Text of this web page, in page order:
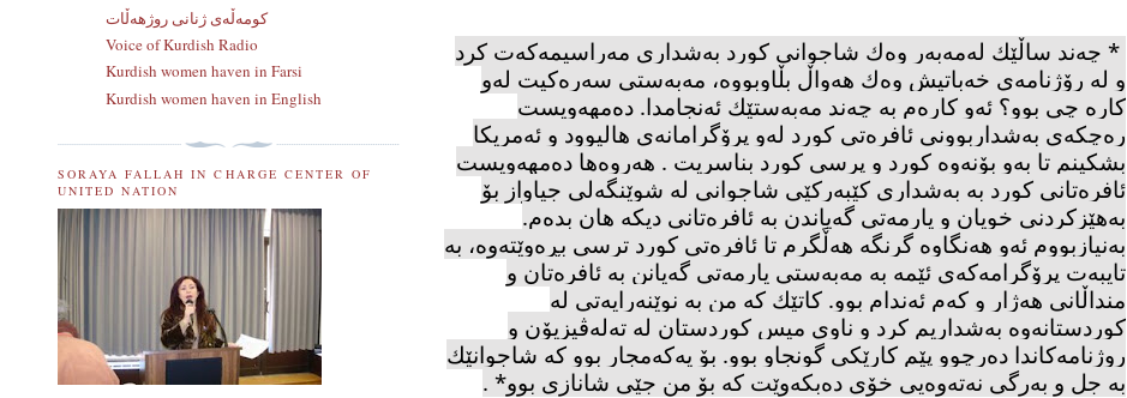
* چەند ساڵێك لەمەبەر وەك شاجوانی كورد بەشداری مەراسیمەكەت كرد
و لە رۆژنامەی خەباتیش وەك هەواڵ بڵاوبووە، مەبەستی سەرەكیت لەو
كارە چی بوو؟ ئەو كارەم بە چەند مەبەستێك ئەنجامدا. دەمهەویست
رەچكەی بەشداربوونی ئافرەتی كورد لەو پرۆگرامانەی هالیوود و ئەمریكا
بشكینم تا بەو بۆنەوە كورد و پرسی كورد بناسریت . هەروەها دەمهەویست
ئافرەتانی كورد بە بەشداری كێبەركێی شاجوانی لە شوێنگەلی جیاواز بۆ
بەهێزكردنی خویان و یارمەتی گەیاندن بە ئافرەتانی دیكە هان بدەم.
بەنیازبووم ئەو هەنگاوە گرنگە هەڵَگرم تا ئافرەتی كورد ترسی بڕەوێتەوە، بە
تایبەت پرۆگرامەكەی ئێمە بە مەبەستی یارمەتی گەیانن بە ئافرەتان و
منداڵانی هەژار و كەم ئەندام بوو. كاتێك كە من بە نوێنەرایەتی لە
كوردستانەوە بەشداریم كرد ‌و ناوی میس كوردستان لە تەلەڤیزیۆن و
روژنامەكاندا دەرچوو پێم كارێكی گونجاو بوو. بۆ یەكەمجار بوو كە شاجوانێك
بە جل و بەرگی نەتەوەیی خۆی دەبكەوێت كە بۆ من جێی شانازی بوو. *
كومه‌ڵه‌ی ژنانی روژهه‌ڵات
Voice of Kurdish Radio
Kurdish women haven in Farsi
Kurdish women haven in English
SORAYA FALLAH IN CHARGE CENTER OF
UNITED NATION